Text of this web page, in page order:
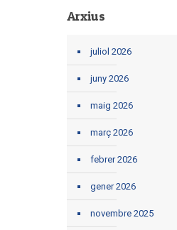
Arxius
juliol 2026
juny 2026
maig 2026
març 2026
febrer 2026
gener 2026
novembre 2025